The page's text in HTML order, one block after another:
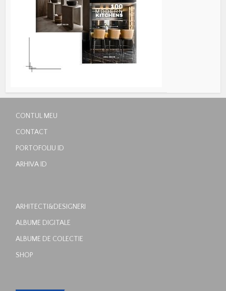
CONTUL MEU
CONTACT
PORTOFOLIU ID
ARHIVA ID
ARHITECTI&DESIGNERI
ALBUME DIGITALE
ALBUME DE COLECTIE
SHOP